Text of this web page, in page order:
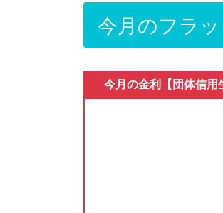
今月のフラッ
今月の金利 【団体信用